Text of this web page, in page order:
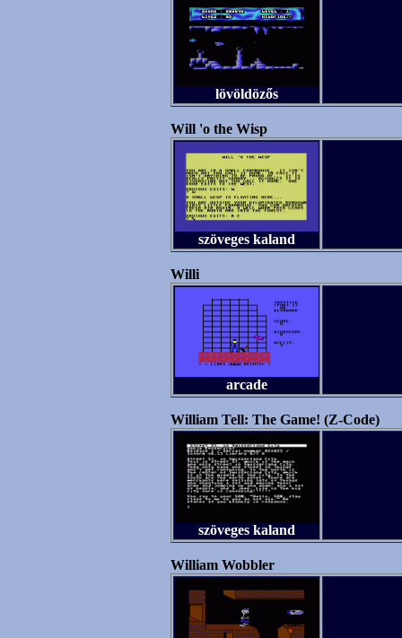
lövöldözős
Will 'o the Wisp
szöveges kaland
Willi
arcade
William Tell: The Game! (Z-Code)
szöveges kaland
William Wobbler